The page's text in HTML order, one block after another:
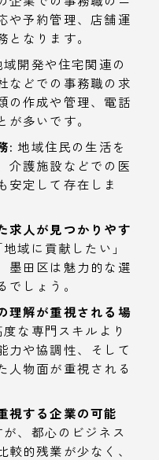
や予約管理、店舗運
なります。
域開発や住宅関連の
などでの事務職の求
の作成や管理、電話
多いです。
: 地域住民の生活を
介護施設などでの医
安定して存在しま
求人が見つかりやす
域に貢献したい」
墨田区は魅力的な選
しょう。
理解が重視される場
な専門スキルより
力や協調性、そして
人物面が重視される
視する企業の可能
、都心のビジネス
的残業が少なく、